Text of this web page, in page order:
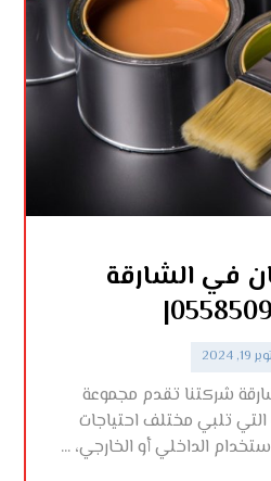
في الشارقة
2024
شركتنا تقدم مجموعة
تلبي مختلف احتياجات
الداخلي أو الخارجي، ...